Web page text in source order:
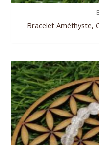
Bracelet Améthyste,